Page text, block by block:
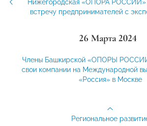
Нижегородская «ОПОРА РОССИИ»
встречу предпринимателей с
26 Марта 2024
Члены Башкирской «ОПОРЫ
свои компании на Международной
«Россия» в Москве
Региональное